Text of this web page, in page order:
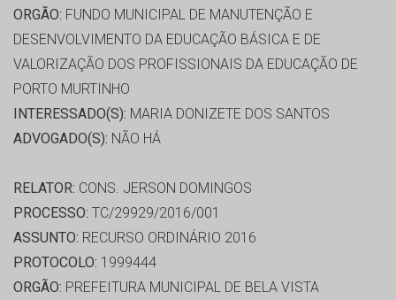
ORGÃO: FUNDO MUNICIPAL DE MANUTENÇÃO E
DESENVOLVIMENTO DA EDUCAÇÃO BÁSICA E DE
VALORIZAÇÃO DOS PROFISSIONAIS DA EDUCAÇÃO DE
PORTO MURTINHO
INTERESSADO(S): MARIA DONIZETE DOS SANTOS
ADVOGADO(S): NÃO HÁ
RELATOR: CONS. JERSON DOMINGOS
PROCESSO: TC/29929/2016/001
ASSUNTO: RECURSO ORDINÁRIO 2016
PROTOCOLO: 1999444
ORGÃO: PREFEITURA MUNICIPAL DE BELA VISTA